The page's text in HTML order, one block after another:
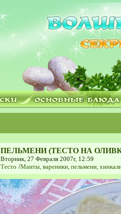
ПЕЛЬМЕНИ (ТЕСТО НА
Вторник, 27 Февраля 2007г, 12:59
Тесто /Мaнты, вареники, пельмени,